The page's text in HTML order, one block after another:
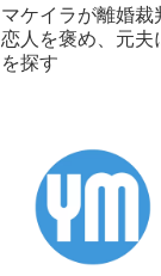
マケイラが離婚
恋人を褒め、元
を探す